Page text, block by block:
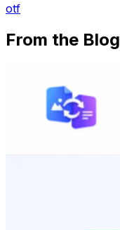
otf
From the Blog